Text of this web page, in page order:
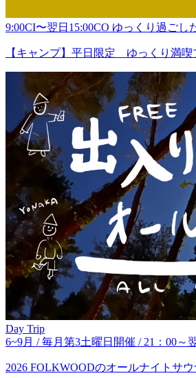
9:00CI〜翌日15:00CO ゆっくり過ごし
【キャンプ】平日限定 ゆっくり満喫
Day Trip
6~9月 / 毎月第3土曜日開催 / 21：00～
2026 FOLKWOODのオールナイトサウ